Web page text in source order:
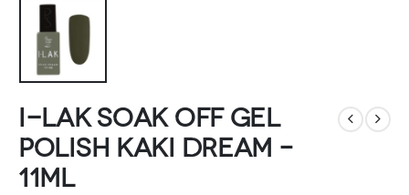
I-LAK soak off gel
polish kaki dream –
11ml